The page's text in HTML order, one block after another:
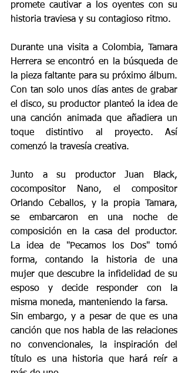
promete cautivar a los oyentes con su
historia traviesa y su contagioso ritmo.
Durante una visita a Colombia, Tamara
Herrera se encontró en la búsqueda de
la pieza faltante para su próximo álbum.
Con tan solo unos días antes de grabar
el disco, su productor planteó la idea de
una canción animada que añadiera un
toque distintivo al proyecto. Así
comenzó la travesía creativa.
Junto a su productor Juan Black,
cocompositor Nano, el compositor
Orlando Ceballos, y la propia Tamara,
se embarcaron en una noche de
composición en la casa del productor.
La idea de "Pecamos los Dos" tomó
forma, contando la historia de una
mujer que descubre la infidelidad de su
esposo y decide responder con la
misma moneda, manteniendo la farsa.
Sin embargo, y a pesar de que es una
canción que nos habla de las relaciones
no convencionales, la inspiración del
título es una historia que hará reír a